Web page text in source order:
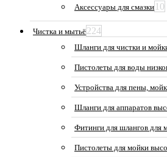
Аксессуары для смазки 10
Чистка и мытьё224
Шланги для чистки и
Пистолеты для воды
Устройства для пены,
Шланги для аппаратов
Фитинги для шлангов для
Пистолеты для мойки